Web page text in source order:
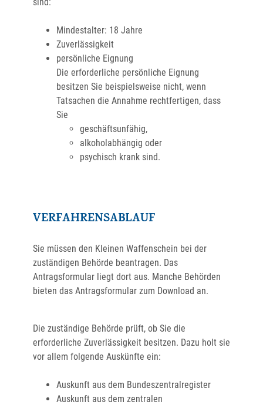
Mindestalter: 18 Jahre
Zuverlässigkeit
persönliche Eignung
Die erforderliche persönliche Eignung
besitzen Sie beispielsweise nicht, wenn
Tatsachen die Annahme rechtfertigen, dass
Sie
geschäftsunfähig,
alkoholabhängig oder
psychisch krank sind.
VERFAHRENSABLAUF
Sie müssen den Kleinen Waffenschein bei der
zuständigen Behörde beantragen. Das
Antragsformular liegt dort aus. Manche Behörden
bieten das Antragsformular zum Download an.
Die zuständige Behörde prüft, ob Sie die
erforderliche Zuverlässigkeit besitzen. Dazu holt sie
vor allem folgende Auskünfte ein:
Auskunft aus dem Bundeszentralregister
Auskunft aus dem zentralen